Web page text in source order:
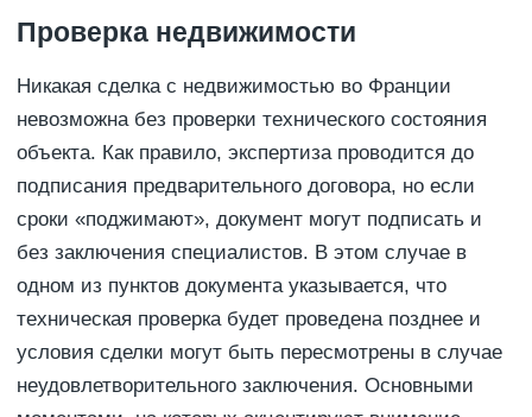
Проверка недвижимости
Никакая сделка с недвижимостью во Франции
невозможна без проверки технического состояния
объекта. Как правило, экспертиза проводится до
подписания предварительного договора, но если
сроки «поджимают», документ могут подписать и
без заключения специалистов. В этом случае в
одном из пунктов документа указывается, что
техническая проверка будет проведена позднее и
условия сделки могут быть пересмотрены в случае
неудовлетворительного заключения. Основными